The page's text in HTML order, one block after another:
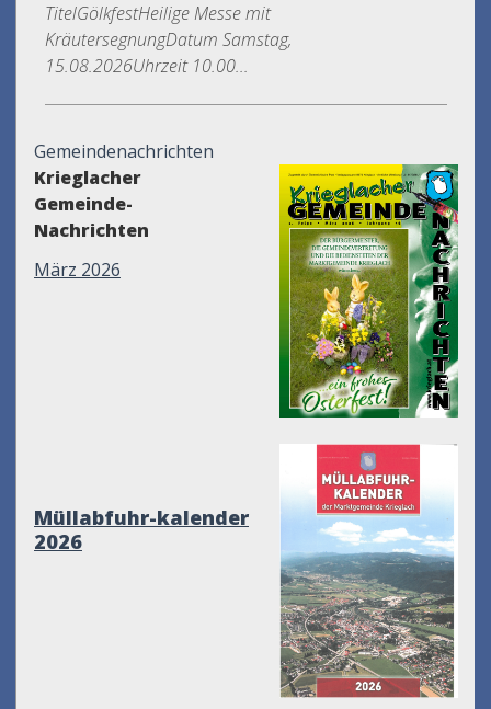
TitelGölkfestHeilige Messe mit
KräutersegnungDatum Samstag,
15.08.2026Uhrzeit 10.00...
Gemeindenachrichten
Krieglacher
Gemeinde-
Nachrichten
März 2026
Müllabfuhr-kalender
2026